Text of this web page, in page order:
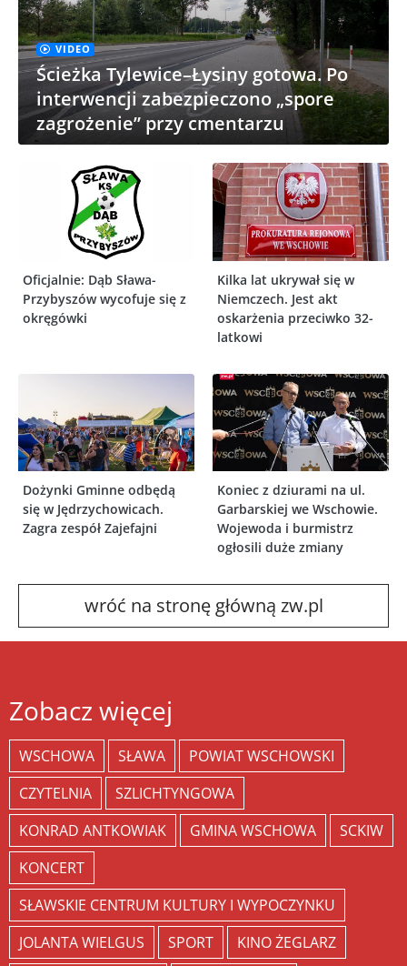
VIDEO
Ścieżka Tylewice–Łysiny gotowa. Po
interwencji zabezpieczono „spore
zagrożenie” przy cmentarzu
Oficjalnie: Dąb Sława-
Przybyszów wycofuje się z
okręgówki
Kilka lat ukrywał się w
Niemczech. Jest akt
oskarżenia przeciwko 32-
latkowi
Dożynki Gminne odbędą
się w Jędrzychowicach.
Zagra zespół Zajefajni
Koniec z dziurami na ul.
Garbarskiej we Wschowie.
Wojewoda i burmistrz
ogłosili duże zmiany
wróć na stronę główną zw.pl
Zobacz więcej
WSCHOWA SŁAWA
POWIAT WSCHOWSKI
CZYTELNIA
SZLICHTYNGOWA
KONRAD ANTKOWIAK
GMINA WSCHOWA
SCKIW
KONCERT
SŁAWSKIE CENTRUM KULTURY I WYPOCZYNKU
JOLANTA WIELGUS
SPORT
KINO ŻEGLARZ